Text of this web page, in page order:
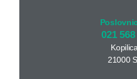
021
21000